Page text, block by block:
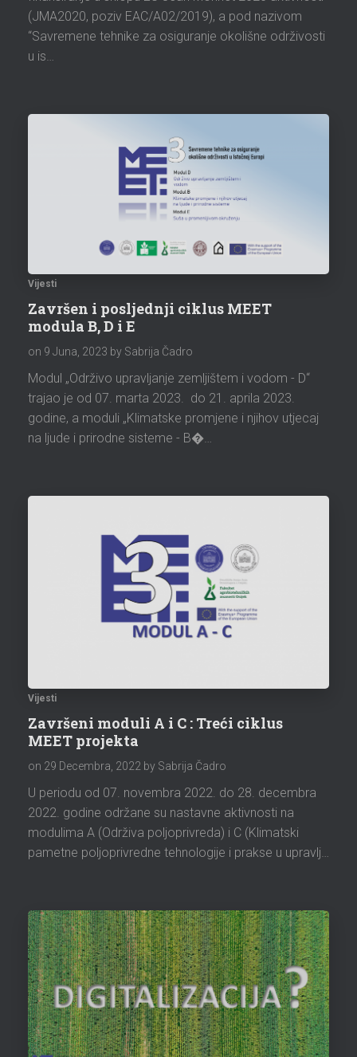
(JMA2020, poziv EAC/A02/2019), a pod nazivom
“Savremene tehnike za osiguranje okolišne održivosti
u is…
Vijesti
Završen i posljednji ciklus MEET
modula B, D i E
on 9 Juna, 2023 by Sabrija Čadro
Modul „Održivo upravljanje zemljištem i vodom - D“
trajao je od 07. marta 2023. do 21. aprila 2023.
godine, a moduli „Klimatske promjene i njihov utjecaj
na ljude i prirodne sisteme - B�…
Vijesti
Završeni moduli A i C : Treći ciklus
MEET projekta
on 29 Decembra, 2022 by Sabrija Čadro
U periodu od 07. novembra 2022. do 28. decembra
2022. godine održane su nastavne aktivnosti na
modulima A (Održiva poljoprivreda) i C (Klimatski
pametne poljoprivredne tehnologije i prakse u upravlj…